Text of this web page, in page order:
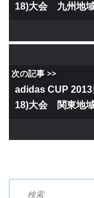
18)大会 九州地
次の記事 >>
adidas CUP 2013
18)大会 関東地